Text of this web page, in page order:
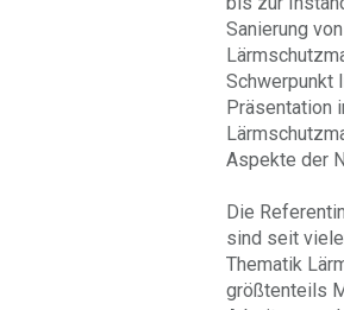
Sanierung von
Schwerpunkt
Präsentation
Aspekte der
Die
sind seit
Thematik
größtenteils